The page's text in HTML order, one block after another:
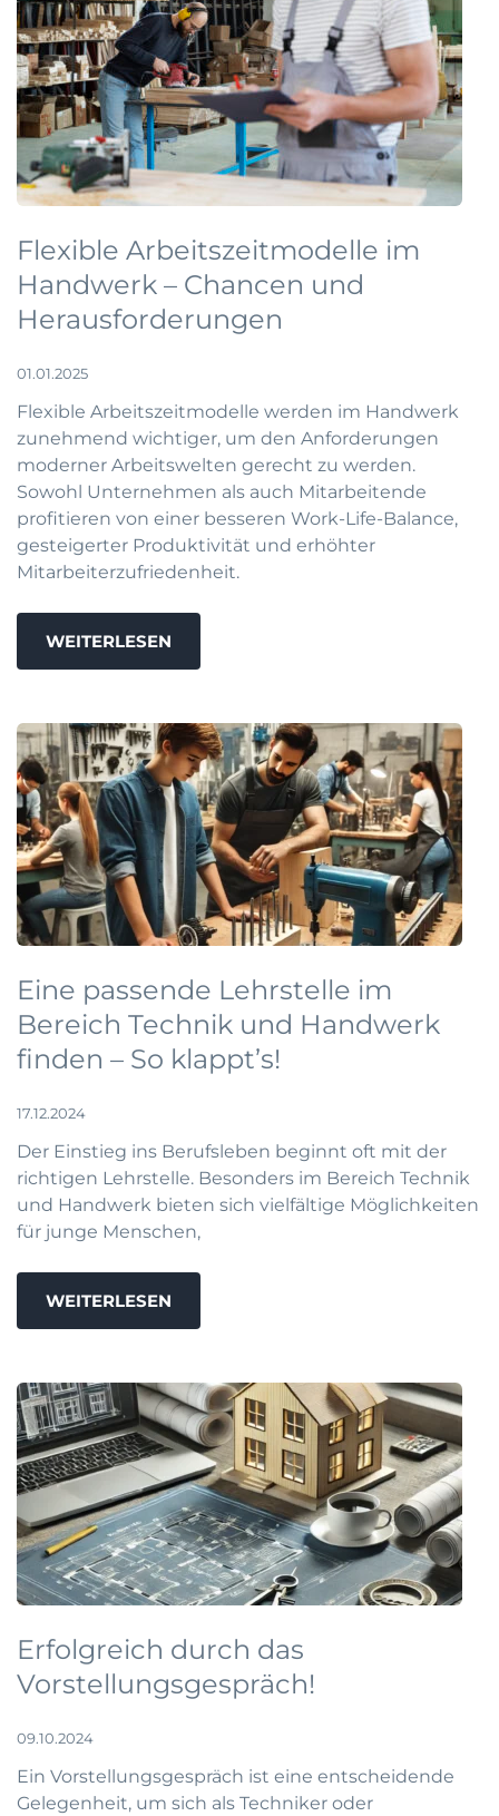
Flexible Arbeitszeitmodelle im
Handwerk – Chancen und
Herausforderungen
01.01.2025
Flexible Arbeitszeitmodelle werden im Handwerk
zunehmend wichtiger, um den Anforderungen
moderner Arbeitswelten gerecht zu werden.
Sowohl Unternehmen als auch Mitarbeitende
profitieren von einer besseren Work-Life-Balance,
gesteigerter Produktivität und erhöhter
Mitarbeiterzufriedenheit.
WEITERLESEN
Eine passende Lehrstelle im
Bereich Technik und Handwerk
finden – So klappt’s!
17.12.2024
Der Einstieg ins Berufsleben beginnt oft mit der
richtigen Lehrstelle. Besonders im Bereich Technik
und Handwerk bieten sich vielfältige Möglichkeiten
für junge Menschen,
WEITERLESEN
Erfolgreich durch das
Vorstellungsgespräch!
09.10.2024
Ein Vorstellungsgespräch ist eine entscheidende
Gelegenheit, um sich als Techniker oder